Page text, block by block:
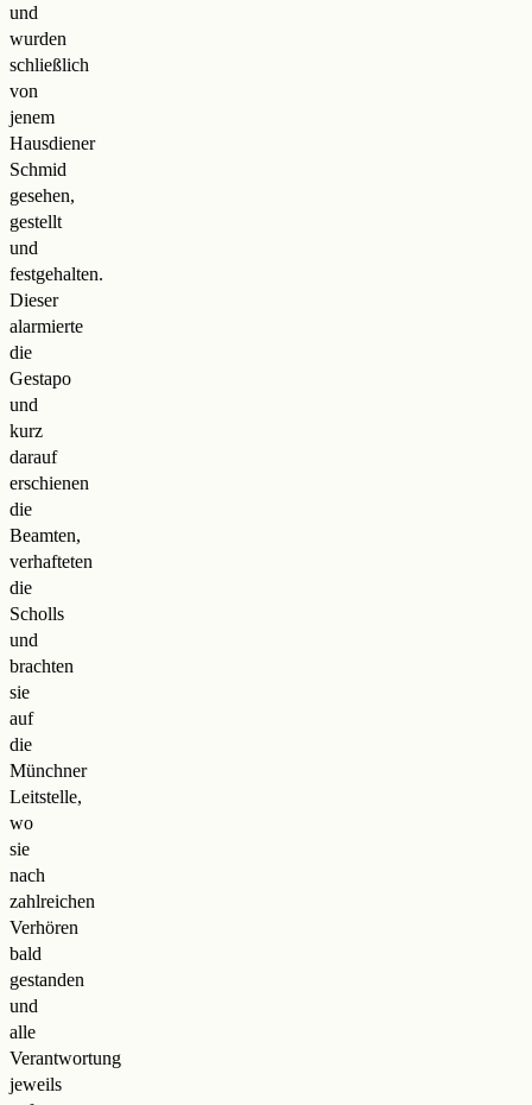
und
wurden
schließlich
von
jenem
Hausdiener
Schmid
gesehen,
gestellt
und
festgehalten.
Dieser
alarmierte
die
Gestapo
und
kurz
darauf
erschienen
die
Beamten,
verhafteten
die
Scholls
und
brachten
sie
auf
die
Münchner
Leitstelle,
wo
sie
nach
zahlreichen
Verhören
bald
gestanden
und
alle
Verantwortung
jeweils